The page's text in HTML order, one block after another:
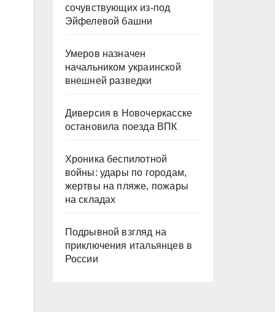
сочувствующих из-под
Эйфелевой башни
Умеров назначен
начальником украинской
внешней разведки
Диверсия в Новочеркасске
остановила поезда ВПК
Хроника беспилотной
войны: удары по городам,
жертвы на пляже, пожары
на складах
Подрывной взгляд на
приключения итальянцев в
России